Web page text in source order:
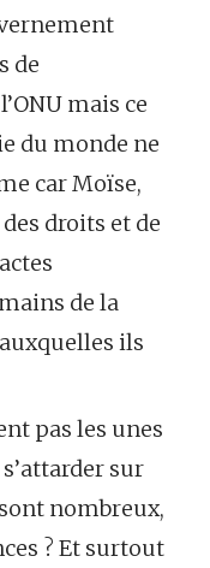
de
mais ce
du monde ne
car Moïse,
droits et de
de la
ils
pas les unes
sur
nombreux,
? Et surtout